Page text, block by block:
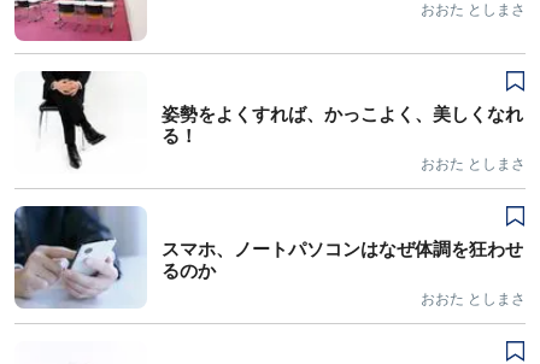
おおた としまさ
姿勢をよくすれば、かっこよく、美しくなれ
る！
おおた としまさ
スマホ、ノートパソコンはなぜ体調を狂わせ
るのか
おおた としまさ